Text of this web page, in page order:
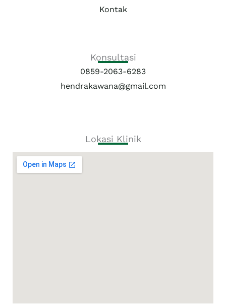
Kontak
Konsultasi
0859-2063-6283
hendrakawana@gmail.com
Lokasi Klinik